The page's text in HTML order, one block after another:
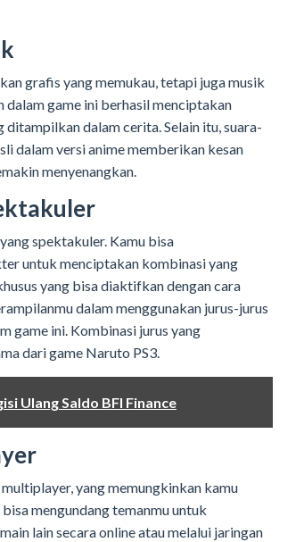
grafis yang memukau, tetapi juga musik
dalam game ini berhasil menciptakan
dalam cerita. Selain itu, suara-
dalam versi anime memberikan kesan
menyenangkan.
spektakuler. Kamu bisa
untuk menciptakan kombinasi yang
yang bisa diaktifkan dengan cara
dalam menggunakan jurus-jurus
game ini. Kombinasi jurus yang
dari game Naruto PS3.
Ulang Saldo BFI Finance
yang memungkinkan kamu
mengundang temanmu untuk
lain secara online atau melalui jaringan